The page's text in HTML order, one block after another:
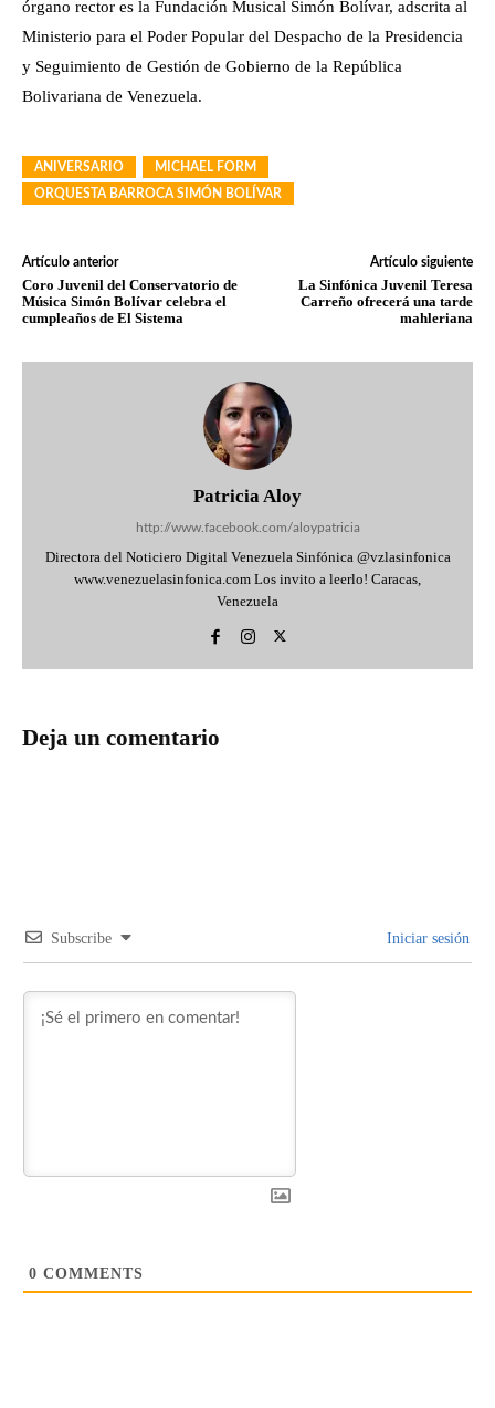
órgano rector es la Fundación Musical Simón Bolívar, adscrita al
Ministerio para el Poder Popular del Despacho de la Presidencia
y Seguimiento de Gestión de Gobierno de la República
Bolivariana de Venezuela.
ANIVERSARIO
MICHAEL FORM
ORQUESTA BARROCA SIMÓN BOLÍVAR
Artículo anterior
Coro Juvenil del Conservatorio de
Música Simón Bolívar celebra el
cumpleaños de El Sistema
Artículo siguiente
La Sinfónica Juvenil Teresa
Carreño ofrecerá una tarde
mahleriana
Patricia Aloy
http://www.facebook.com/aloypatricia
Directora del Noticiero Digital Venezuela Sinfónica @vzlasinfonica
www.venezuelasinfonica.com Los invito a leerlo! Caracas,
Venezuela
Deja un comentario
Subscribe Iniciar sesión
0 COMMENTS